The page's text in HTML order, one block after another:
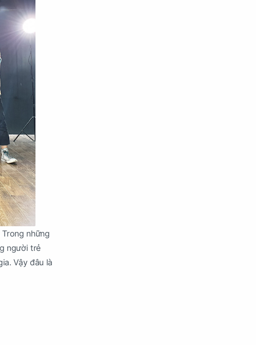
những
người trẻ
Vậy đâu là